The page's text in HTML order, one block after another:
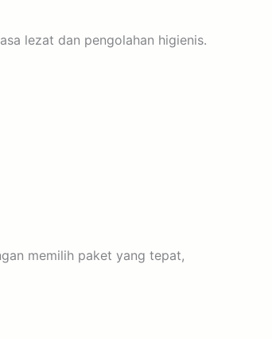
lezat dan pengolahan higienis.
memilih paket yang tepat,